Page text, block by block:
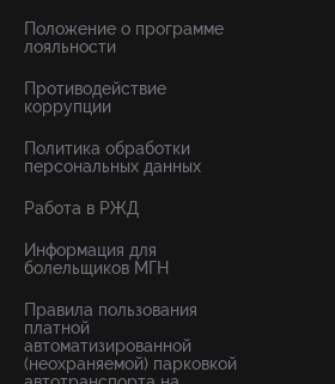
Положение о программе
лояльности
Противодействие
коррупции
Политика обработки
персональных данных
Работа в РЖД
Информация для
болельщиков МГН
Правила пользования
платной
автоматизированной
(неохраняемой) парковкой